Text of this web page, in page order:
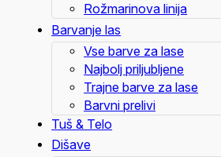
Rožmarinova linija
Barvanje las
Vse barve za lase
Najbolj priljubljene
Trajne barve za lase
Barvni prelivi
Tuš & Telo
Dišave